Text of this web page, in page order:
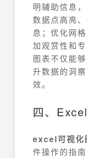
明辅助信息
数据点高亮
息；优化网
加观赏性和
图表不仅能
升数据的洞
效。
四、
excel可视化
件操作的指